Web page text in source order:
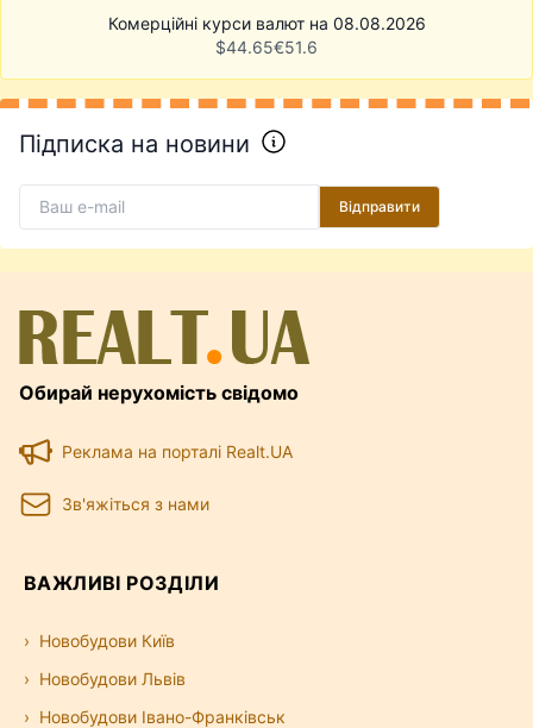
Комерційні курси валют на 08.08.2026
$44.65€51.6
Підписка на новини
Відправити
Обирай нерухомість свідомо
Реклама на порталі Realt.UA
Зв'яжіться з нами
ВАЖЛИВІ РОЗДІЛИ
Новобудови Київ
Новобудови Львів
Новобудови Івано-Франківськ